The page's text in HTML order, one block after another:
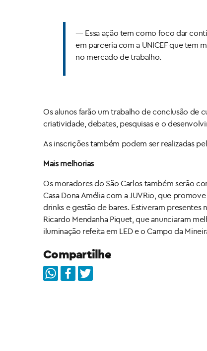
— Essa ação tem como foco dar
em parceria com a UNICEF que tem
no mercado de trabalho.
Os alunos farão um trabalho de conclusão de
criatividade, debates, pesquisas e o
As inscrições também podem ser realizadas
Mais melhorias
Os moradores do São Carlos também serão
Casa Dona Amélia com a JUVRio, que
drinks e gestão de bares. Estiveram presentes
Ricardo Mendanha Piquet, que anunciaram
iluminação refeita em LED e o Campo da
Compartilhe